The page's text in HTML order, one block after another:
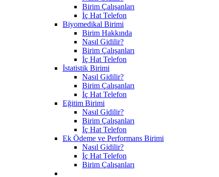
Birim Çalışanları
İç Hat Telefon
Biyomedikal Birimi
Birim Hakkında
Nasıl Gidilir?
Birim Çalışanları
İç Hat Telefon
İstatistik Birimi
Nasıl Gidilir?
Birim Çalışanları
İç Hat Telefon
Eğitim Birimi
Nasıl Gidilir?
Birim Çalışanları
İç Hat Telefon
Ek Ödeme ve Performans Birimi
Nasıl Gidilir?
İç Hat Telefon
Birim Çalışanları